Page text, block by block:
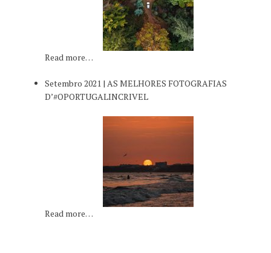
Read more…
Setembro 2021 | AS MELHORES FOTOGRAFIAS
D’#OPORTUGALINCRIVEL
Read more…